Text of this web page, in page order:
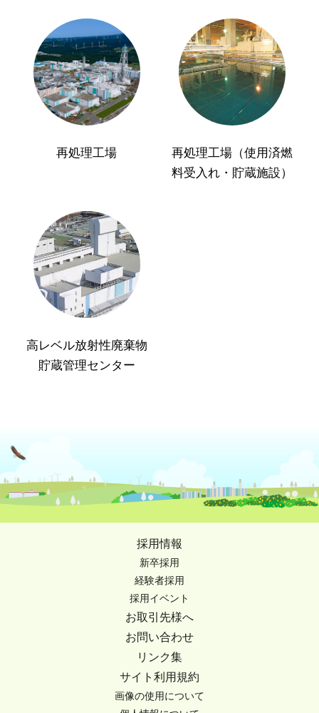
再処理工場
再処理工場（使用済燃
料受入れ・貯蔵施設）
高レベル放射性廃棄物
貯蔵管理センター
採用情報
新卒採用
経験者採用
採用イベント
お取引先様へ
お問い合わせ
リンク集
サイト利用規約
画像の使用について